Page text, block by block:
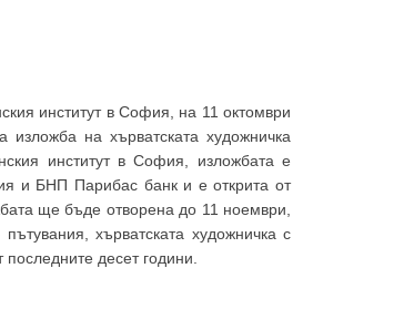
институт в София, на 11 октомври
на хърватската художничка
институт в София, изложбата е
и БНП Парибас банк и е открита от
ще бъде отворена до 11 ноември,
хърватската художничка с
десет години.